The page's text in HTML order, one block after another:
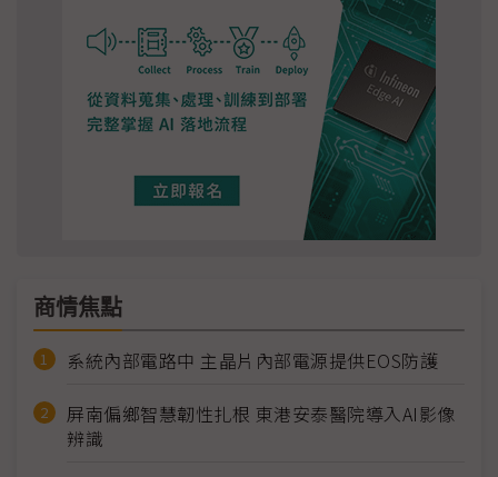
商情焦點
系統內部電路中 主晶片內部電源提供EOS防護
屏南偏鄉智慧韌性扎根 東港安泰醫院導入AI影像
辨識